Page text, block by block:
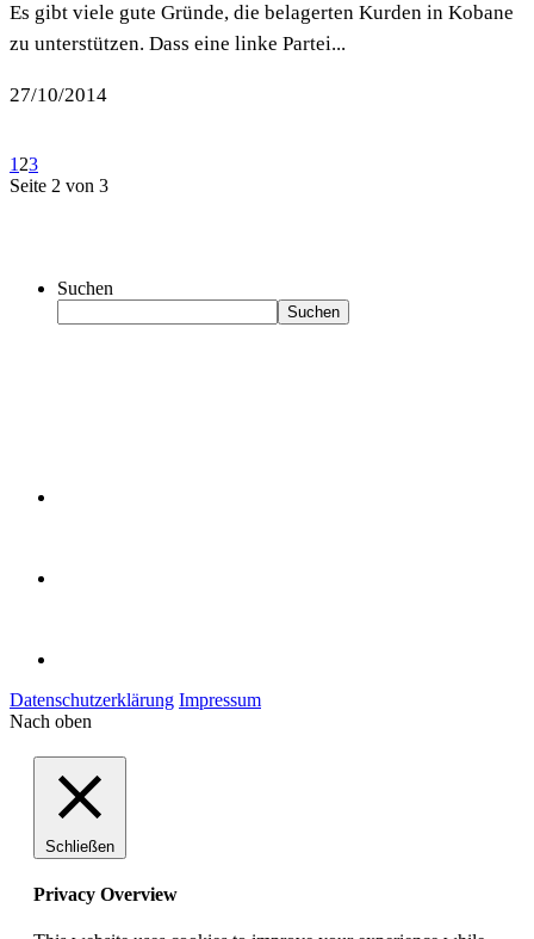
Es gibt viele gute Gründe, die belagerten Kurden in Kobane
zu unterstützen. Dass eine linke Partei...
27/10/2014
1 23
Seite 2 von 3
Suchen
Suchen
Datenschutzerklärung Impressum
Nach oben
Schließen
Privacy Overview